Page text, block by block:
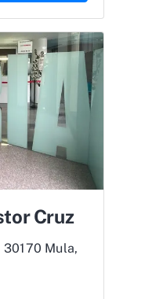
Cruz
30170 Mula,